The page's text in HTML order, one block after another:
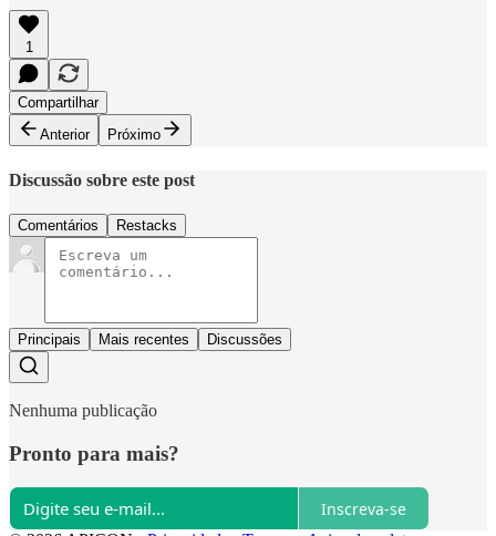
1
Compartilhar
Anterior
Próximo
Discussão sobre este post
Comentários Restacks
Principais Mais recentes Discussões
Nenhuma publicação
Pronto para mais?
Inscreva-se